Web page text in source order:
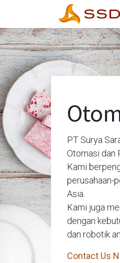
PT Surya
Otomasi dan
Kami
perusahaan-
Asia.
Kami juga
dengan
dan robotik
Contact Us